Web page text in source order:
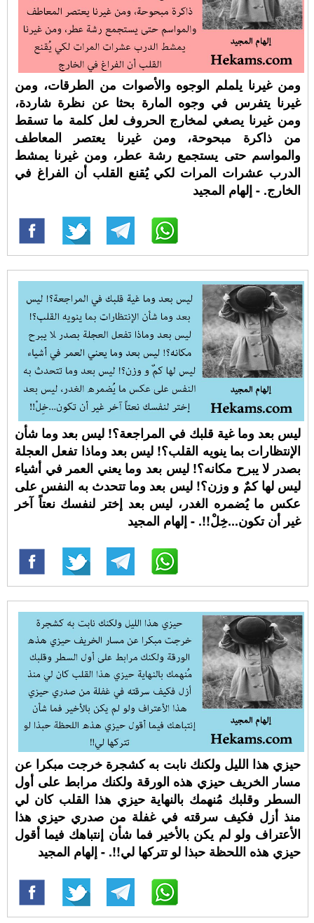
ومن غيرنا يلملم الوجوه والأصوات من الطرقات، ومن
غيرنا يتفرس في وجوه المارة بحثا عن نظرة شاردة،
ومن غيرنا يصغي لمخارج الحروف لعل كلمة ما تسقط
من ذاكرة مبحوحة، ومن غيرنا يعتصر المعاطف
والمواسم حتى يستجمع رشة عطر، ومن غيرنا يمشط
الدرب عشرات المرات لكي يُقنع القلب أن الفراغ في
الخارج. - إلهام المجيد
ليس بعد وما غية قلبك في المراجعة؟! ليس بعد وما شأن
الإنتظارات بما ينويه القلب؟! ليس بعد وماذا تفعل العجلة
بصدر لا يبرح مكانه؟! ليس بعد وما يعني العمر في أشياء
ليس لها كمٌ و وزن؟! ليس بعد وما تتحدث به النفس على
عكس ما يُضمره الغدر، ليس بعد إختر لنفسك نعتاً آخر
غير أن تكون...خِلْ!!. - إلهام المجيد
حيزي هذا الليل ولكنك نابت به كشجرة خرجت مبكرا عن
مسار الخريف حيزي هذه الورقة ولكنك مرابط على أول
السطر وقلبك مُنهمك بالنهاية حيزي هذا القلب كان لي
منذ أزل فكيف سرقته في غفلة من صدري حيزي هذا
الأعتراف ولو لم يكن بالأخير فما شأن إنتباهك فيما أقول
حيزي هذه اللحظة حبذا لو تتركها لي!!. - إلهام المجيد